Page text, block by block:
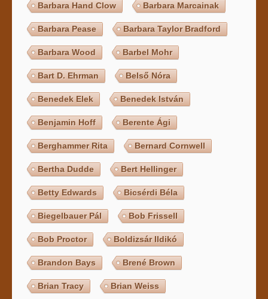
Barbara Hand Clow Barbara Marcainak
Barbara Pease Barbara Taylor Bradford
Barbara Wood Barbel Mohr
Bart D. Ehrman Belső Nóra
Benedek Elek Benedek István
Benjamin Hoff Berente Ági
Berghammer Rita Bernard Cornwell
Bertha Dudde Bert Hellinger
Betty Edwards Bicsérdi Béla
Biegelbauer Pál Bob Frissell
Bob Proctor Boldizsár Ildikó
Brandon Bays Brené Brown
Brian Tracy Brian Weiss